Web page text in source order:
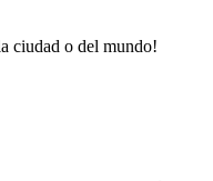
ciudad o del mundo!